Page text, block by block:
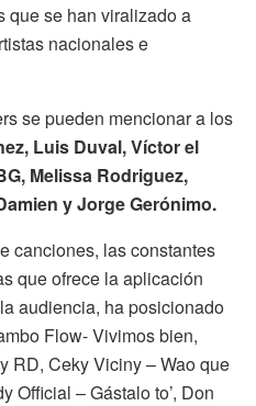
que se han viralizado a
nacionales e
se pueden mencionar a los
Luis Duval, Víctor el
Melissa Rodriguez,
y Jorge Gerónimo.
canciones, las constantes
que ofrece la aplicación
audiencia, ha posicionado
Flow- Vivimos bien,
RD, Ceky Viciny – Wao que
Official – Gástalo to’, Don